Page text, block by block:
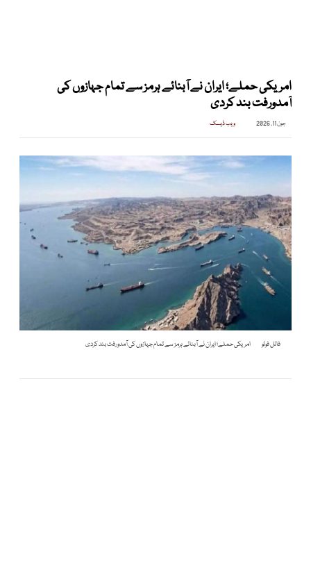
امریکی حملے؛ ایران نے آبنائے ہرمز سے تمام جہازوں کی
آمدورفت بند کردی
جون 11, 2026 ویب ڈیسک
فائل فوٹو امریکی حملے؛ ایران نے آبنائے ہرمز سے تمام جہازوں کی آمدورفت بند کردی